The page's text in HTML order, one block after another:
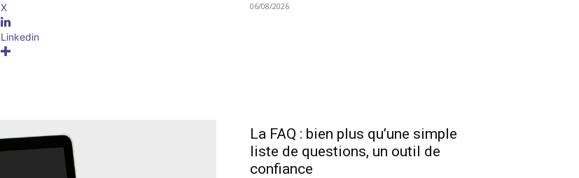
X
Linkedin
06/08/2026
La FAQ : bien plus qu’une simple
liste de questions, un outil de
confiance